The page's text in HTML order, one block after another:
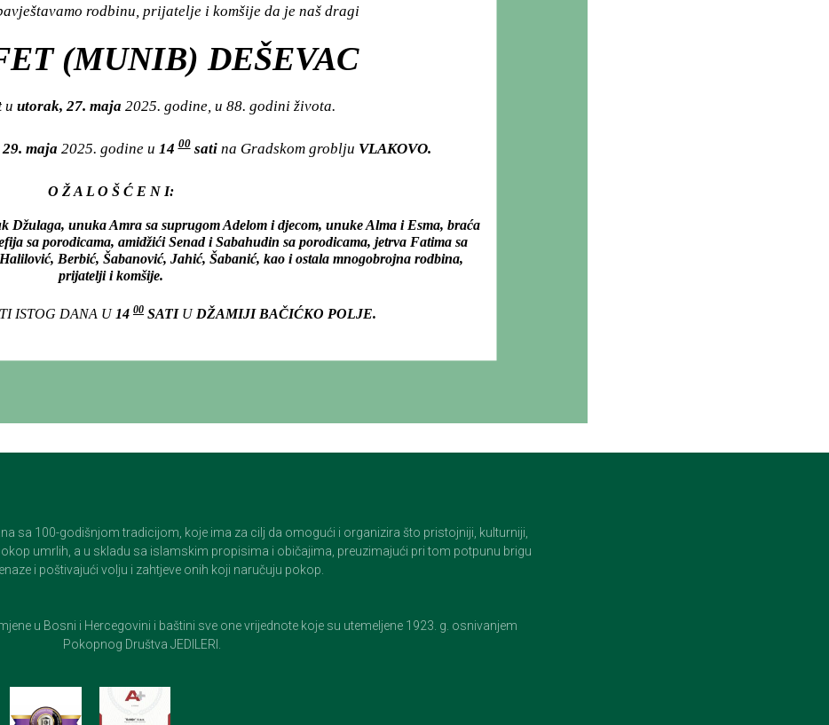
rodbinu, prijatelje i komšije da je naš dragi
(MUNIB) DEŠEVAC
u utorak, 27. maja 2025. godine, u 88. godini života.
maja 2025. godine u 1400satina Gradskom groblju VLAKOVO.
O Ž A L O Š Ć E N I:
Džulaga, unuka Amra sa suprugom Adelom i djecom, unuke Alma i Esma, braća
sa porodicama, amidžići Senad i Sabahudin sa porodicama, jetrva Fatima sa
Berbić, Šabanović, Jahić, Šabanić, kao i ostala mnogobrojna rodbina,
prijatelji i komšije.
ISTOG DANA U 14 00 SATIU DŽAMIJI BAČIĆKO POLJE.
sa 100-godišnjom tradicijom, koje ima za cilj da omogući i organizira što pristojniji, kulturniji,
umrlih, a u skladu sa islamskim propisima i običajima, preuzimajući pri tom potpunu brigu
i poštivajući volju i zahtjeve onih koji naručuju pokop.
u Bosni i Hercegovini i baštini sve one vrijednote koje su utemeljene 1923. g. osnivanjem
Pokopnog Društva JEDILERI.